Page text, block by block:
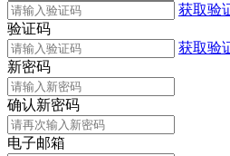
获取验
验证码
获取验
新密码
确认新密码
电子邮箱